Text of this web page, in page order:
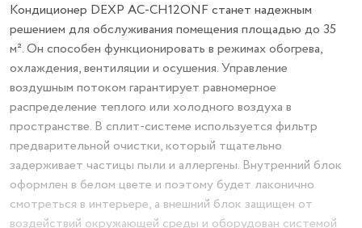
Кондиционер DEXP AC-CH12ONF станет надежным
решением для обслуживания помещения площадью до 35
м². Он способен функционировать в режимах обогрева,
охлаждения, вентиляции и осушения. Управление
воздушным потоком гарантирует равномерное
распределение теплого или холодного воздуха в
пространстве. В сплит-системе используется фильтр
предварительной очистки, который тщательно
задерживает частицы пыли и аллергены. Внутренний блок
оформлен в белом цвете и поэтому будет лаконично
смотреться в интерьере, а внешний блок защищен от
воздействий окружающей среды и оборудован системой